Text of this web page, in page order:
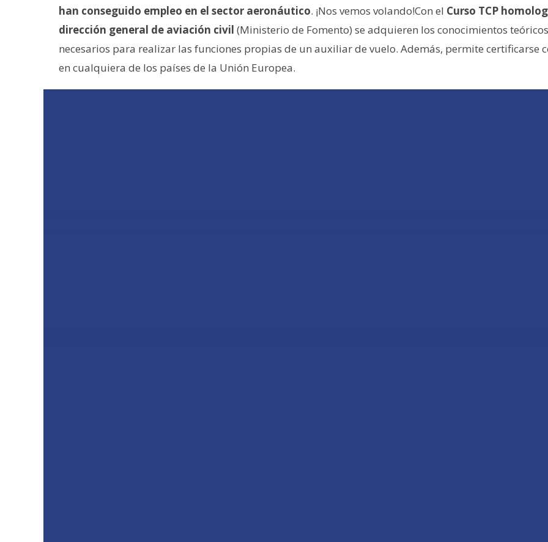
han conseguido empleo en el sector aeronáutico. ¡Nos vemos volando!Con el Curso TCP
dirección general de aviación civil (Ministerio de Fomento) se adquieren los conocimientos
necesarios para realizar las funciones propias de un auxiliar de vuelo. Además, permite certificarse
en cualquiera de los países de la Unión Europea.